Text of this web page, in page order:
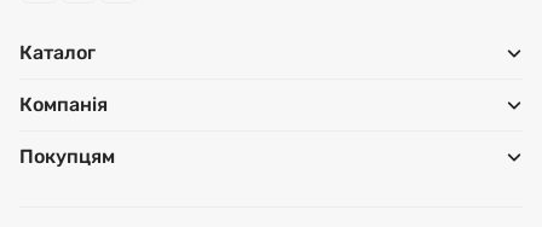
Каталог
Компанія
Покупцям